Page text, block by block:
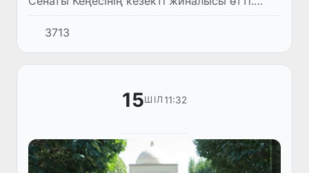
Кеңес жиналысын Сенат Төрайымы Танзила
Нарбаева жүргізді.
3713
15ШІЛ 11:32